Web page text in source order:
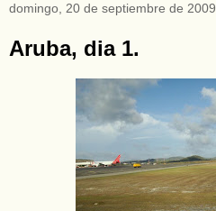
domingo, 20 de septiembre de 2009
Aruba, dia 1.